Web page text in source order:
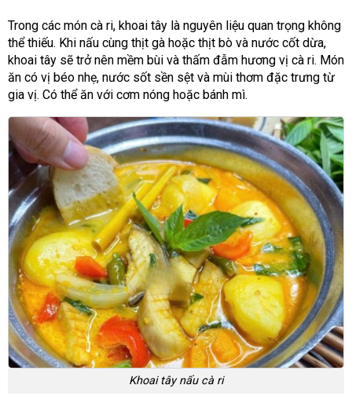
Trong các món cà ri, khoai tây là nguyên liệu quan trọng không
thể thiếu. Khi nấu cùng thịt gà hoặc thịt bò và nước cốt dừa,
khoai tây sẽ trở nên mềm bùi và thấm đẫm hương vị cà ri. Món
ăn có vị béo nhẹ, nước sốt sền sệt và mùi thơm đặc trưng từ
gia vị. Có thể ăn với cơm nóng hoặc bánh mì.
Khoai tây nấu cà ri